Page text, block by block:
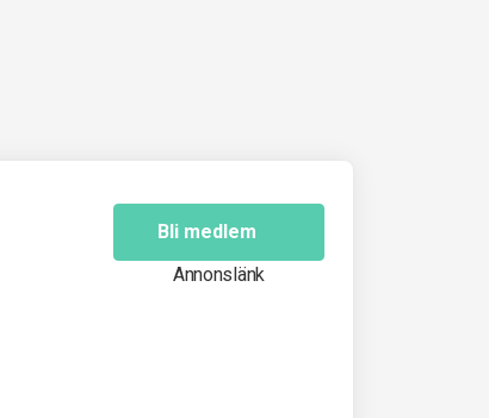
Bli medlem
Annonslänk